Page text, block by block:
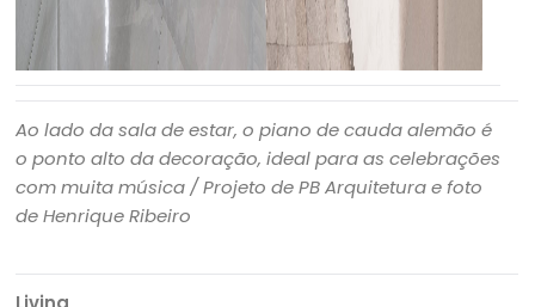
Ao lado da sala de estar, o piano de cauda alemão é
o ponto alto da decoração, ideal para as celebrações
com muita música / Projeto de PB Arquitetura e foto
de Henrique Ribeiro